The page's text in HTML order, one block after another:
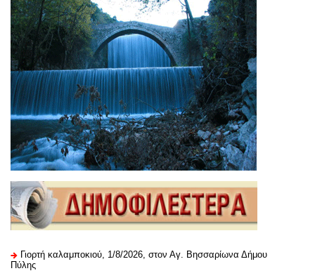
Γιορτή καλαμποκιού, 1/8/2026, στον Αγ. Βησσαρίωνα Δήμου
Πύλης